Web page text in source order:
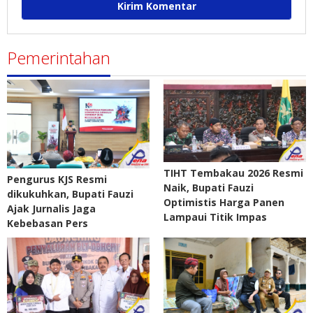
Pemerintahan
Pengurus KJS Resmi
dikukuhkan, Bupati Fauzi
Ajak Jurnalis Jaga
Kebebasan Pers
TIHT Tembakau 2026 Resmi
Naik, Bupati Fauzi
Optimistis Harga Panen
Lampaui Titik Impas